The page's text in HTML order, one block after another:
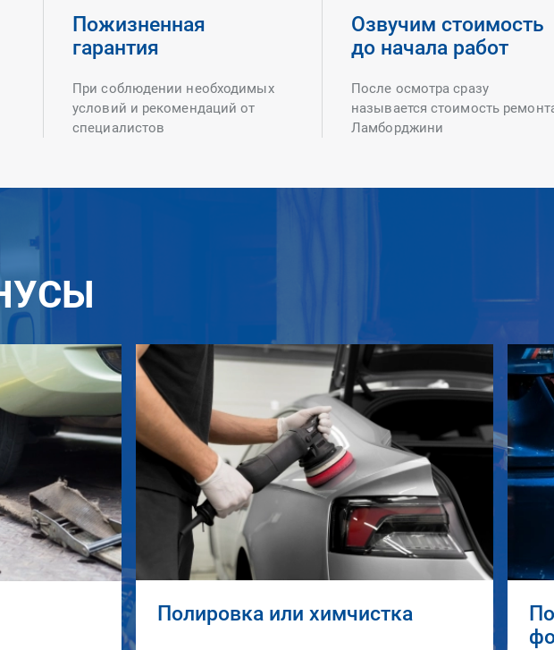
Пожизненная
гарантия
При соблюдении необходимых
условий и рекомендаций от
специалистов
Озвучим стоимость
до начала работ
После осмотра сразу
называется стоимость
Ламборджини
Полировка или химчистка